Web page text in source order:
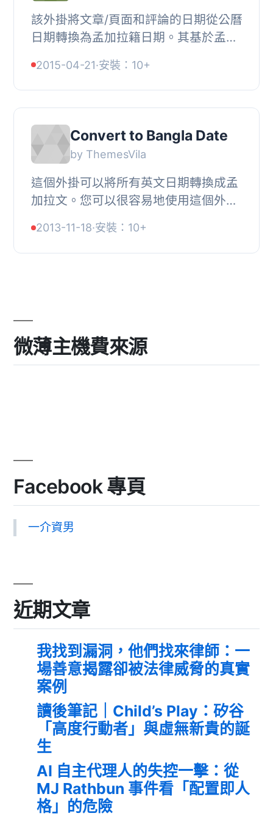
該外掛將文章/頁面和評論的日期從公曆
日期轉換為孟加拉籍日期。其基於孟加
Shahidullah 的孟加拉日曆。啟用外掛
後，所有文章和...
2015-04-21·安裝：10+
Convert to Bangla Date
by ThemesVila
這個外掛可以將所有英文日期轉換成孟
加拉文。您可以很容易地使用這個外
2013-11-18·安裝：10+
微薄主機費來源
Facebook 專頁
一介資男
近期文章
我找到漏洞，他們找來律師：一
場善意揭露卻被法律威脅的真實
案例
讀後筆記｜Child’s Play：矽谷
「高度行動者」與虛無新貴的誕
生
AI 自主代理人的失控一擊：從
MJ Rathbun 事件看「配置即人
格」的危險